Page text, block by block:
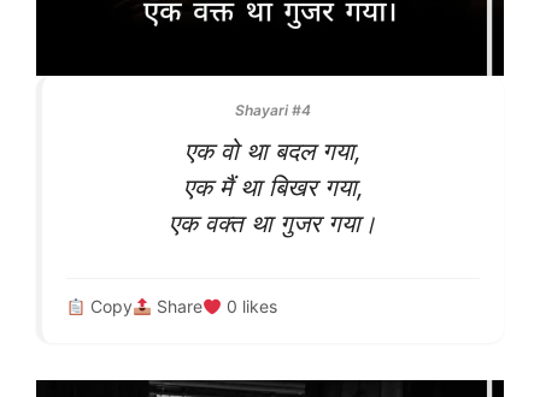
Shayari #4
एक वो था बदल गया,
एक मैं था बिखर गया,
एक वक्त था गुजर गया।
Copy Share 0 likes